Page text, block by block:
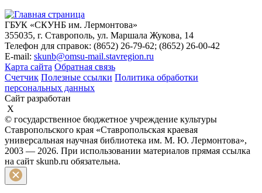
ГБУК «СКУНБ им. Лермонтова»
355035, г. Ставрополь, ул. Маршала Жукова, 14
Телефон для справок: (8652) 26-79-62; (8652) 26-00-42
E-mail: skunb@omsu-mail.stavregion.ru
Карта сайта Обратная связь
Счетчик Полезные ссылки Политика обработки
персональных данных
Сайт разработан
X
© государственное бюджетное учреждение культуры
Ставропольского края «Ставропольская краевая
универсальная научная библиотека им. М. Ю. Лермонтова»,
2003 — 2026. При использовании материалов прямая ссылка
на сайт skunb.ru обязательна.